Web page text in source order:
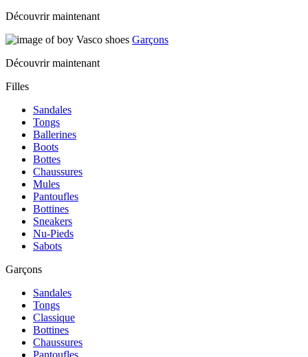
Découvrir maintenant
Garçons
Découvrir maintenant
Filles
Sandales
Tongs
Ballerines
Boots
Bottes
Chaussures
Mules
Pantoufles
Bottines
Sneakers
Nu-Pieds
Sabots
Garçons
Sandales
Tongs
Classique
Bottines
Chaussures
Pantoufles